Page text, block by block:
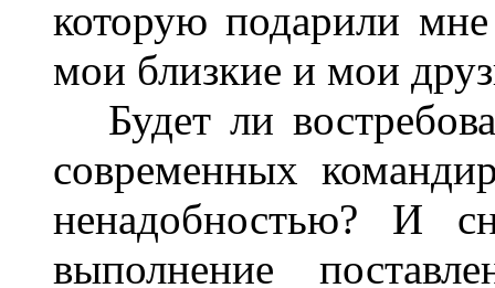
которую подарили
мои близкие и мои
Будет ли
современных
ненадобностью? И
выполнение